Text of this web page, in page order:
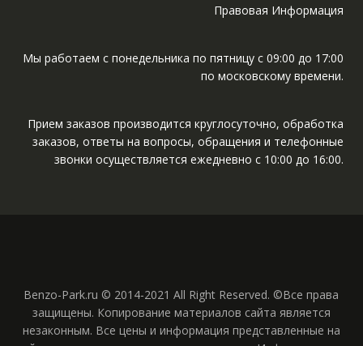
Правовая Информация
Мы работаем с понедельника по пятницу с 09:00 до 17:00
по московскому времени.
Прием заказов производится круглосуточно, обработка
заказов, ответы на вопросы, обращения и телефонные
звонки осуществляется ежедневно с 10:00 до 16:00.
Benzo-Park.ru © 2014-2021 All Right Reserved. ©Все права
защищены. Копирование материалов сайта является
незаконным. Все цены и информация представленные на